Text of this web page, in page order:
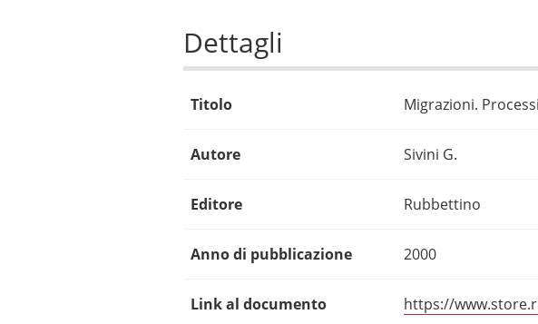
Dettagli
Titolo Migrazioni.
Autore Sivini G.
Editore Rubbettino
Anno di pubblicazione 2000
Link al documento https://